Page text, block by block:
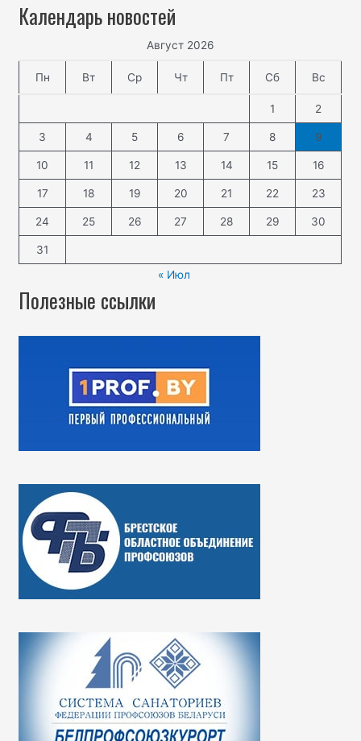
Календарь новостей
Август 2026
Пн Вт Ср Чт Пт Сб Вс
1 2
3 4 5 6 7 8 9
10 11 12 13 14 15 16
17 18 19 20 21 22 23
24 25 26 27 28 29 30
31
« Июл
Полезные ссылки